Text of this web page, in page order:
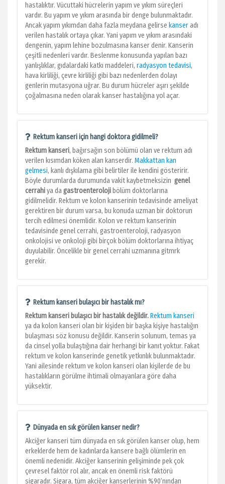
hastalıktır. Vücuttaki hücrelerin yapım ve yıkım süreçleri
vardır. Bu yapım ve yıkım arasında bir denge bulunmaktadır.
Ancak yapım yıkımdan daha fazla meydana gelirse kanseradı
verilen hastalık ortaya çıkar. Yani yapım ve yıkım arasındaki
dengenin, yapım lehine bozulmasına kanser denir. Kanserin
çeşitli nedenleri vardır. Beslenme konusunda yapılan bazı
yanlışlıklar, gıdalardaki katkı maddeleri, radyasyon tedavisi,
hava kirliliği, çevre kirliliği gibi bazı nedenlerden dolayı
genlerin mutasyona uğrar. Bu durum hücreler aşırı şekilde
çoğalmasına neden olarak kanser hastalığına yol açar.
Rektum kanseri için hangi doktora gidilmeli?
Rektum kanseri, bağırsağın son bölümü olan ve rektum adı
verilen kısımdan köken alan kanserdir. Makkattan kan
gelmesi, kanlı dışkılama gibi belirtiler ile kendini gösteririr.
Böyle durumlarda durumunda vakit kaybetmeksizin genel
cerrahiya dagastroenteroloji bölüm doktorlarına
gidilmelidir. Rektum ve kolon kanserinin tedavisinde ameliyat
gerektiren bir durum varsa, bu konuda uzman bir doktorun
tercih edilmesi önemlidir. Kolon ve rektum kanserinin
tedavisinde genel cerrahi, gastroenteroloji, radyasyon
onkolojisi ve onkoloji gibi birçok bölüm doktorlarına ihtiyaç
duyulabilir. Öncelikle bir genel cerrahi uzmanına gitmrk
gerekir.
Rektum kanseri bulaşıcı bir hastalık mı?
Rektum kanseri bulaşıcı bir hastalık değildir.Rektum kanseri
ya da kolon kanseri olan bir kişiden bir başka kişiye hastalığın
bulaşması söz konusu değildir. Kanserin solunum, temas ya
da cinsel yolla bulaştığına dair herhangi bir kanıt yoktur. Fakat
rektum ve kolon kanserinde genetik yetkınlık bulunmaktadır.
Yani ailesinde rektum ve kolon kanseri olan kişilerde de bu
hastalıkların görülme ihtimali olmayanlara göre daha
yüksektir.
Dünyada en sık görülen kanser nedir?
Akciğer kanseri tüm dünyada en sık görülen kanser olup, hem
erkeklerde hem de kadınlarda kansere bağlı ölümlerin en
önemli nedenidir. Akciğer kanserinin gelişiminde pek çok
çevresel faktör rol alır, ancak en önemli risk faktörü
sigaradır. Sigara, tüm akciğer kanserlerinin %90’nından